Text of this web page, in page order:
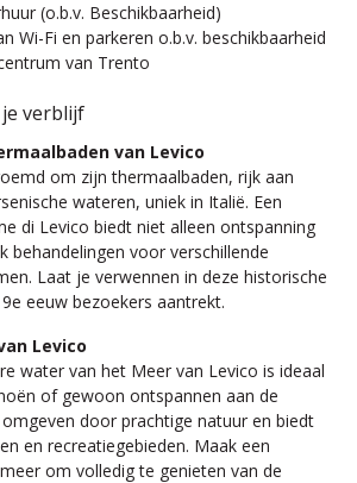
(o.b.v. Beschikbaarheid)
Wi-Fi en parkeren o.b.v. beschikbaarheid
van Trento
verblijf
van Levico
om zijn thermaalbaden, rijk aan
wateren, uniek in Italië. Een
di Levico biedt niet alleen ontspanning
behandelingen voor verschillende
Laat je verwennen in deze historische
eeuw bezoekers aantrekt.
Levico
water van het Meer van Levico is ideaal
of gewoon ontspannen aan de
door prachtige natuur en biedt
en recreatiegebieden. Maak een
om volledig te genieten van de